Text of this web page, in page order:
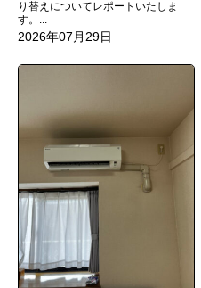
り替えについてレポートいたしま
す。...
2026年07月29日